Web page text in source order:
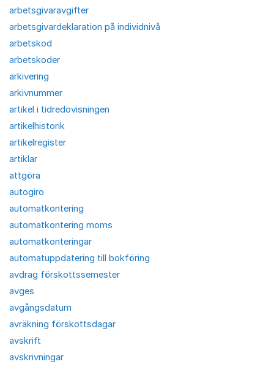
arbetsgivaravgifter
arbetsgivardeklaration på individnivå
arbetskod
arbetskoder
arkivering
arkivnummer
artikel i tidredovisningen
artikelhistorik
artikelregister
artiklar
attgöra
autogiro
automatkontering
automatkontering moms
automatkonteringar
automatuppdatering till bokföring
avdrag förskottssemester
avges
avgångsdatum
avräkning förskottsdagar
avskrift
avskrivningar